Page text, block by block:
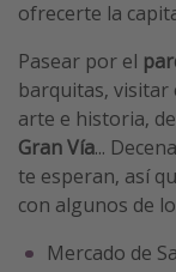
ofrecerte la
Pasear por el
barquitas, visitar
arte e historia,
Gran Vía...
te esperan, así
con algunos de
Mercado de